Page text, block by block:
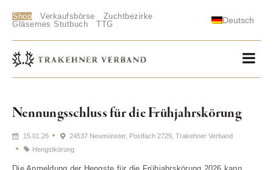
Shop Verkaufsbörse
Zuchtbezirke
Gläsernes Stutbuch
TTG Deutsch
Nennungsschluss für die Frühjahrskörung
15.01.26
24537 Neumünster, Postfach 2729, Trakehner Verband
Hengstkörung